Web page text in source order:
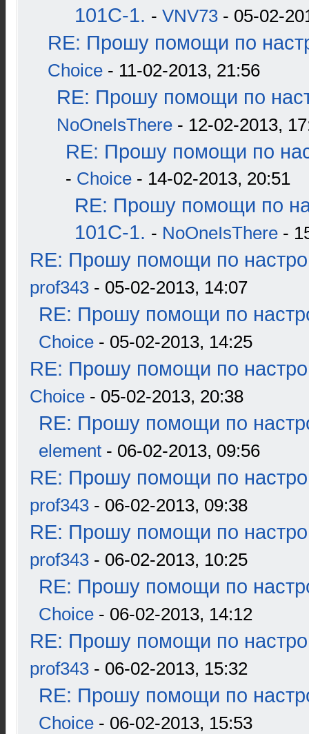
101С-1. - VNV73 - 05-02-
RE: Прошу помощи по
Choice - 11-02-2013, 21:56
RE: Прошу помощи по
NoOneIsThere - 12-02-2013,
RE: Прошу помощи по
- Choice - 14-02-2013, 20:51
RE: Прошу помощи по
101С-1. - NoOneIsThere -
RE: Прошу помощи по
prof343 - 05-02-2013, 14:07
RE: Прошу помощи по
Choice - 05-02-2013, 14:25
RE: Прошу помощи по
Choice - 05-02-2013, 20:38
RE: Прошу помощи по
element - 06-02-2013, 09:56
RE: Прошу помощи по
prof343 - 06-02-2013, 09:38
RE: Прошу помощи по
prof343 - 06-02-2013, 10:25
RE: Прошу помощи по
Choice - 06-02-2013, 14:12
RE: Прошу помощи по
prof343 - 06-02-2013, 15:32
RE: Прошу помощи по
Choice - 06-02-2013, 15:53